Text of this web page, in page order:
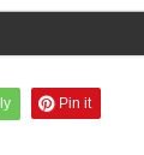
Pin it